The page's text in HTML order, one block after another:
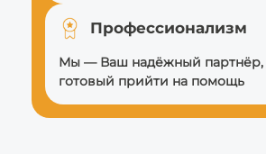
Профессионализм
Мы — Ваш надёжный партнёр,
готовый прийти на помощь